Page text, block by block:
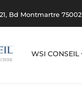
Bd Montmartre 75002
WSI CONSEIL